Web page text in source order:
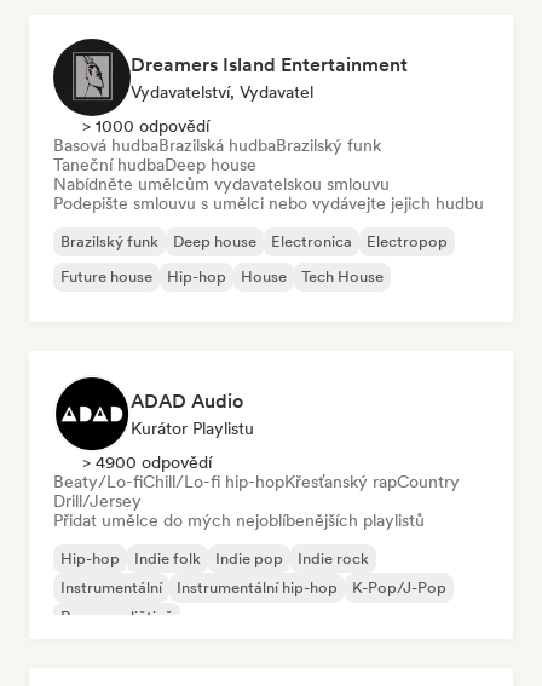
Dreamers Island Entertainment
Vydavatelství, Vydavatel
> 1000 odpovědí
Basová hudbaBrazilská hudbaBrazilský funk
Taneční hudbaDeep house
Nabídněte umělcům vydavatelskou smlouvu
Podepište smlouvu s umělci nebo vydávejte jejich hudbu
Brazilský funk Deep house Electronica
Electropop
Future house
Hip-hop House Tech House
ADAD Audio
Kurátor Playlistu
> 4900 odpovědí
Beaty/Lo-fiChill/Lo-fi hip-hopKřesťanský rapCountry
Drill/Jersey
Přidat umělce do mých nejoblíbenějších playlistů
Hip-hop Indie folk Indie pop
Indie rock
Instrumentální
Instrumentální hip-hop
K-Pop/J-Pop
Rap v angličtině